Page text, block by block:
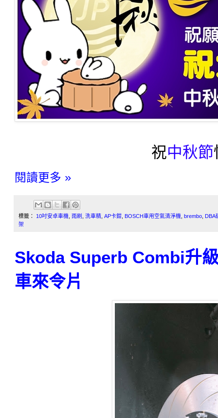
祝中秋節
閱讀更多 »
標籤： 10吋安卓車機 雨刷 洗車精 AP卡鉗 BOSCH車用空氣清淨機 brembo DBA
架
Skoda Superb Combi升
車來令片